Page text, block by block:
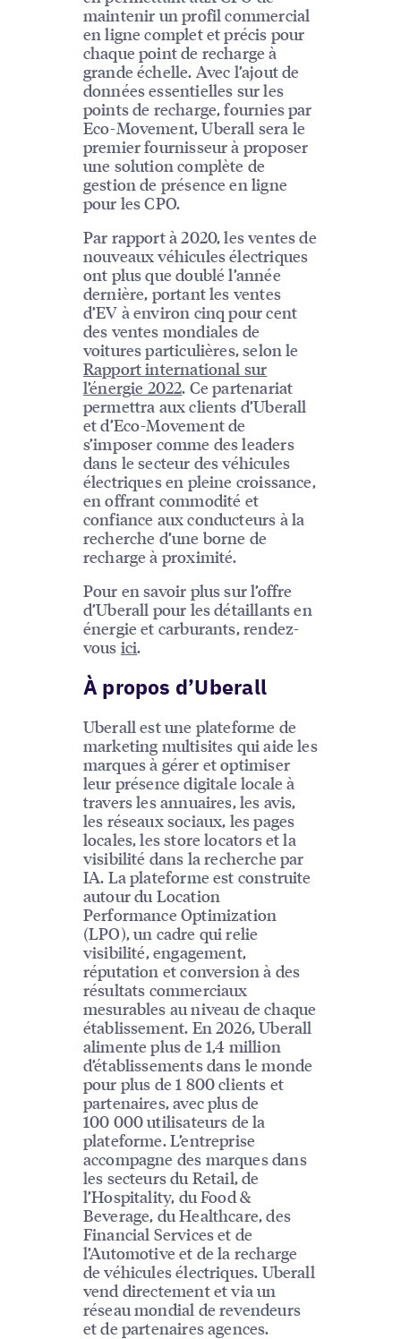
maintenir un profil commercial
en ligne complet et précis pour
chaque point de recharge à
grande échelle. Avec l’ajout de
données essentielles sur les
points de recharge, fournies par
Eco-Movement, Uberall sera le
premier fournisseur à proposer
une solution complète de
gestion de présence en ligne
pour les CPO.
Par rapport à 2020, les ventes de
nouveaux véhicules électriques
ont plus que doublé l’année
dernière, portant les ventes
d’EV à environ cinq pour cent
des ventes mondiales de
voitures particulières, selon le
Rapport international sur
l’énergie 2022. Ce partenariat
permettra aux clients d’Uberall
et d’Eco-Movement de
s’imposer comme des leaders
dans le secteur des véhicules
électriques en pleine croissance,
en offrant commodité et
confiance aux conducteurs à la
recherche d’une borne de
recharge à proximité.
Pour en savoir plus sur l’offre
d’Uberall pour les détaillants en
énergie et carburants, rendez-
vous ici.
À propos d’Uberall
Uberall est une plateforme de
marketing multisites qui aide les
marques à gérer et optimiser
leur présence digitale locale à
travers les annuaires, les avis,
les réseaux sociaux, les pages
locales, les store locators et la
visibilité dans la recherche par
IA. La plateforme est construite
autour du Location
Performance Optimization
(LPO), un cadre qui relie
visibilité, engagement,
réputation et conversion à des
résultats commerciaux
mesurables au niveau de chaque
établissement. En 2026, Uberall
alimente plus de 1,4 million
d’établissements dans le monde
pour plus de 1 800 clients et
partenaires, avec plus de
100 000 utilisateurs de la
plateforme. L’entreprise
accompagne des marques dans
les secteurs du Retail, de
l’Hospitality, du Food &
Beverage, du Healthcare, des
Financial Services et de
l’Automotive et de la recharge
de véhicules électriques. Uberall
vend directement et via un
réseau mondial de revendeurs
et de partenaires agences.